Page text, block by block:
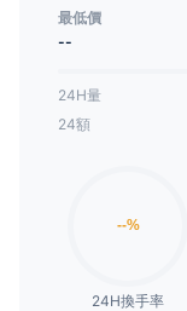
最低價
--
24H量
24額
24H換手率